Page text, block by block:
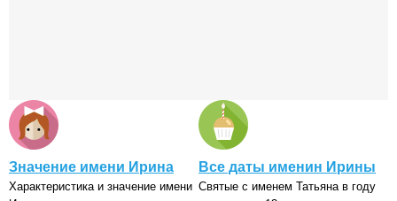
Значение имени Ирина
Характеристика и значение имени
Все даты именин Ирины
Святые с именем Татьяна в году